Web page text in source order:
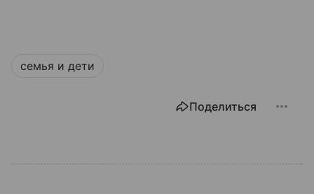
семья и дети
Поделиться